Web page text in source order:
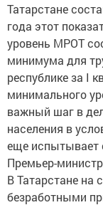
Татарстане
года этот
уровень МРОТ
минимума для
республике за I
минимального
важный шаг в
населения в
еще испытывает
Премьер-
В Татарстане на
безработными